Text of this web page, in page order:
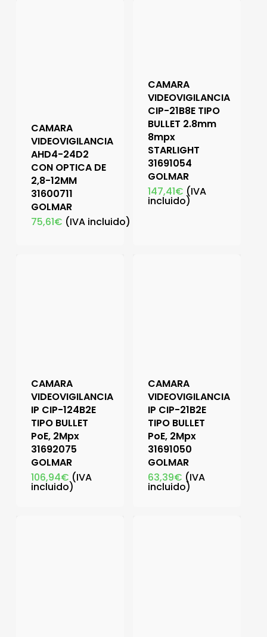
CAMARA
VIDEOVIGILANCIA
AHD4-24D2
CON OPTICA DE
2,8-12MM
31600711
GOLMAR
75,61€ (IVA incluido)
CAMARA
VIDEOVIGILANCIA
CIP-21B8E TIPO
BULLET 2.8mm
8mpx
STARLIGHT
31691054
GOLMAR
147,41€ (IVA
incluido)
CAMARA
VIDEOVIGILANCIA
IP CIP-124B2E
TIPO BULLET
PoE, 2Mpx
31692075
GOLMAR
106,94€ (IVA
incluido)
CAMARA
VIDEOVIGILANCIA
IP CIP-21B2E
TIPO BULLET
PoE, 2Mpx
31691050
GOLMAR
63,39€ (IVA
incluido)